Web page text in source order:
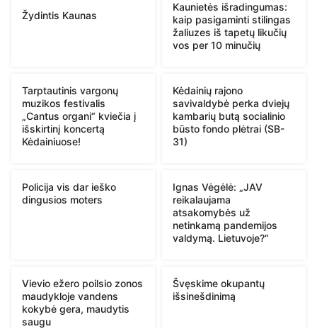
Žydintis Kaunas
Kaunietės išradingumas:
kaip pasigaminti stilingas
žaliuzes iš tapetų likučių
vos per 10 minučių
Tarptautinis vargonų
muzikos festivalis
„Cantus organi“ kviečia į
išskirtinį koncertą
Kėdainiuose!
Kėdainių rajono
savivaldybė perka dviejų
kambarių butą socialinio
būsto fondo plėtrai (SB-
31)
Policija vis dar ieško
dingusios moters
Ignas Vėgėlė: „JAV
reikalaujama
atsakomybės už
netinkamą pandemijos
valdymą. Lietuvoje?“
Vievio ežero poilsio zonos
maudykloje vandens
kokybė gera, maudytis
saugu
Švęskime okupantų
išsinešdinimą